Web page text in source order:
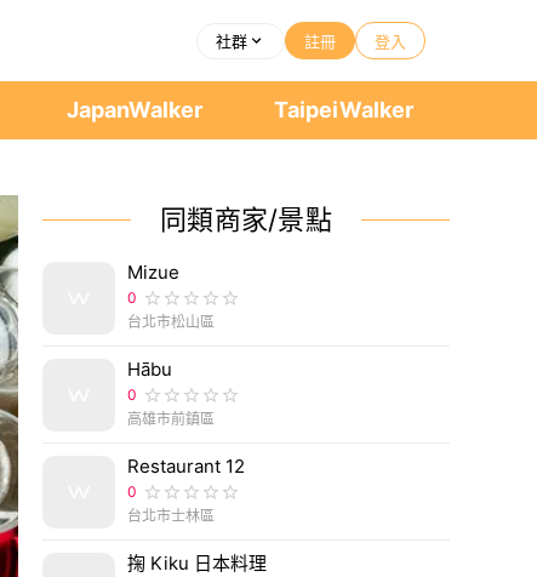
社群 註冊 登入
JapanWalker TaipeiWalker
同類商家/景點
Mizue
0
台北市松山區
Hābu
0
高雄市前鎮區
Restaurant 12
0
台北市士林區
掬 Kiku 日本料理